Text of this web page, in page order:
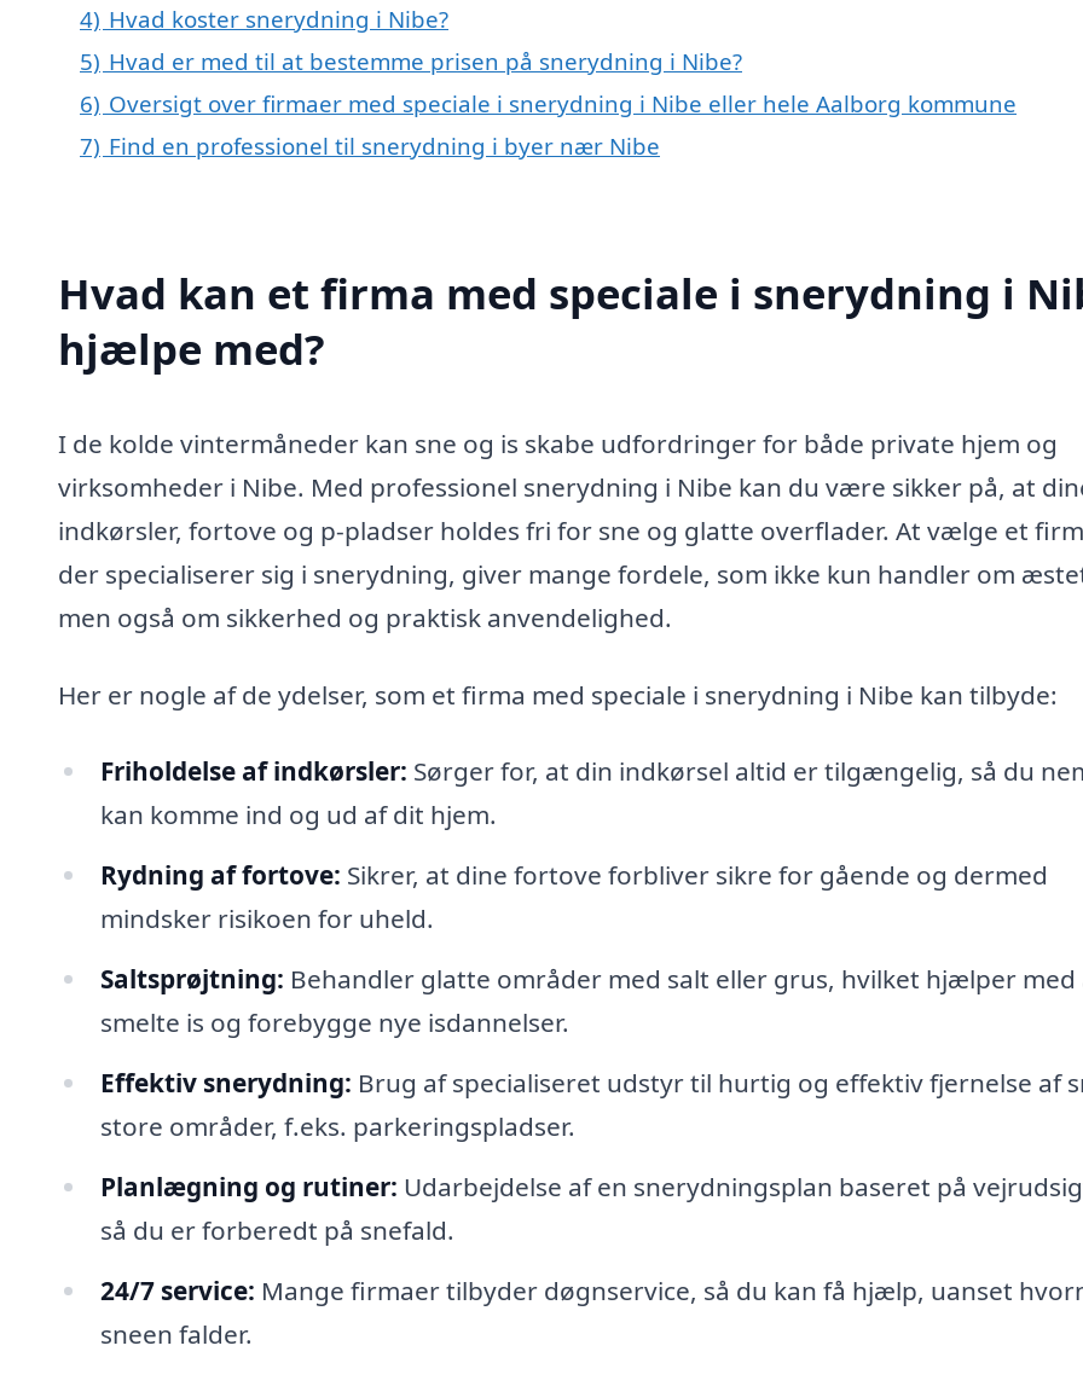
4) Hvad koster snerydning i Nibe?
5) Hvad er med til at bestemme prisen på snerydning i Nibe?
6) Oversigt over firmaer med speciale i snerydning i Nibe eller hele Aalborg kommune
7) Find en professionel til snerydning i byer nær Nibe
Hvad kan et firma med speciale i snerydning i
hjælpe med?
I de kolde vintermåneder kan sne og is skabe udfordringer for både private hjem og
virksomheder i Nibe. Med professionel snerydning i Nibe kan du være sikker på, at
indkørsler, fortove og p-pladser holdes fri for sne og glatte overflader. At vælge et
der specialiserer sig i snerydning, giver mange fordele, som ikke kun handler om
men også om sikkerhed og praktisk anvendelighed.
Her er nogle af de ydelser, som et firma med speciale i snerydning i Nibe kan tilbyde:
Friholdelse af indkørsler: Sørger for, at din indkørsel altid er tilgængelig, så du
kan komme ind og ud af dit hjem.
Rydning af fortove: Sikrer, at dine fortove forbliver sikre for gående og dermed
mindsker risikoen for uheld.
Saltsprøjtning: Behandler glatte områder med salt eller grus, hvilket hjælper med
smelte is og forebygge nye isdannelser.
Effektiv snerydning: Brug af specialiseret udstyr til hurtig og effektiv fjernelse af
store områder, f.eks. parkeringspladser.
Planlægning og rutiner: Udarbejdelse af en snerydningsplan baseret på
så du er forberedt på snefald.
24/7 service: Mange firmaer tilbyder døgnservice, så du kan få hjælp, uanset
sneen falder.